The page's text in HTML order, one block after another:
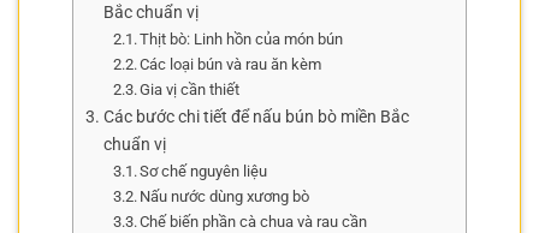
Bắc chuẩn vị
Thịt bò: Linh hồn của món bún
Các loại bún và rau ăn kèm
Gia vị cần thiết
Các bước chi tiết để nấu bún bò miền Bắc
chuẩn vị
Sơ chế nguyên liệu
Nấu nước dùng xương bò
Chế biến phần cà chua và rau cần